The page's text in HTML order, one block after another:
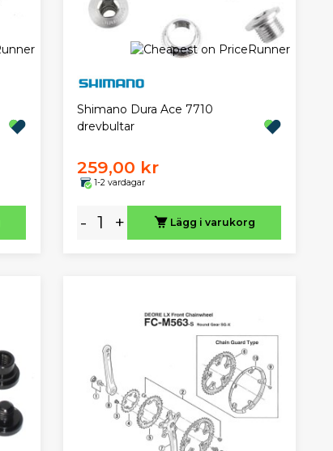
Shimano Dura Ace 7710
drevbultar
259,00 kr
1-2 vardagar
- + Lägg i varukorg